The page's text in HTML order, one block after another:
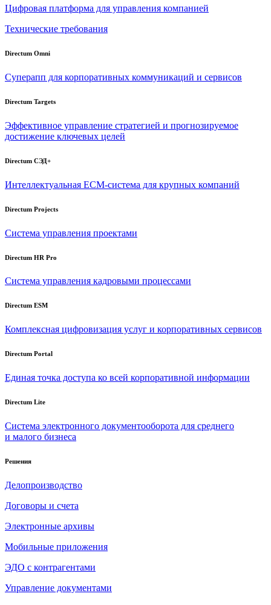
Цифровая платформа для управления компанией
Технические требования
Directum Omni
Суперапп для корпоративных коммуникаций и сервисов
Directum Targets
Эффективное управление стратегией и прогнозируемое
достижение ключевых целей
Directum СЭД+
Интеллектуальная ECM-система для крупных компаний
Directum Projects
Система управления проектами
Directum HR Pro
Система управления кадровыми процессами
Directum ESM
Комплексная цифровизация услуг и корпоративных сервисов
Directum Portal
Единая точка доступа ко всей корпоративной информации
Directum Lite
Система электронного документооборота для среднего
и малого бизнеса
Решения
Делопроизводство
Договоры и счета
Электронные архивы
Мобильные приложения
ЭДО с контрагентами
Управление документами